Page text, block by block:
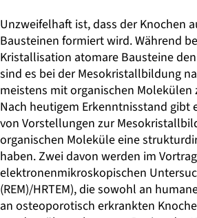
Unzweifelhaft ist, dass der Knochen
Bausteinen formiert wird. Während
Kristallisation atomare Bausteine
sind es bei der Mesokristallbildung
meistens mit organischen
Nach heutigem Erkenntnisstand gibt
von Vorstellungen zur
organischen Moleküle eine
haben. Zwei davon werden im
elektronenmikroskopischen
(REM)/HRTEM), die sowohl an
an osteoporotisch erkrankten